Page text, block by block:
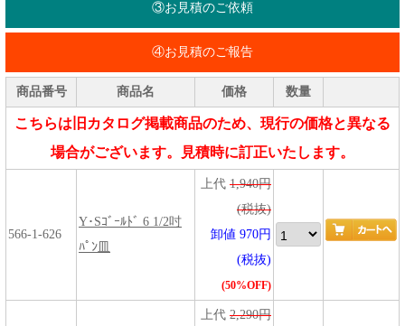
③お見積のご依頼
④お見積のご報告
商品番号 商品名 価格 数量
こちらは旧カタログ掲載商品のため、現行の価格と異なる
場合がございます。見積時に訂正いたします。
566-1-626
Y･Sｺﾞｰﾙﾄﾞ 6 1/2吋
ﾊﾟﾝ皿
上代 1,940円
(税抜)
卸値 970円
(税抜)
(50%OFF)
上代 2,290円